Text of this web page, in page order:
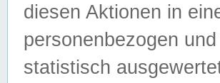
diesen Aktionen in
personenbezogen
statistisch